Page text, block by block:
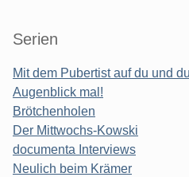
Serien
Mit dem Pubertist auf du und du
Augenblick mal!
Brötchenholen
Der Mittwochs-Kowski
documenta Interviews
Neulich beim Krämer